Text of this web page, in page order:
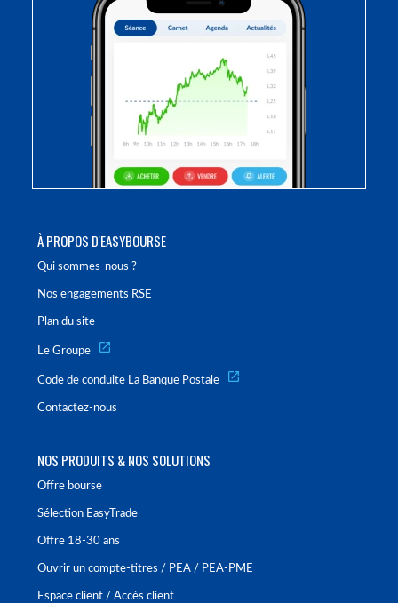
À PROPOS D'EASYBOURSE
Qui sommes-nous ?
Nos engagements RSE
Plan du site
Le Groupe
Code de conduite La Banque Postale
Contactez-nous
NOS PRODUITS & NOS SOLUTIONS
Offre bourse
Sélection EasyTrade
Offre 18-30 ans
Ouvrir un compte-titres / PEA / PEA-PME
Espace client / Accès client